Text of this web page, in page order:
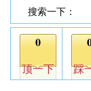
搜索一下：